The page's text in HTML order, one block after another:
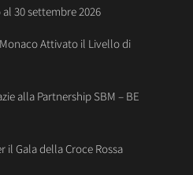
al 30 settembre 2026
Attivato il Livello di
alla Partnership SBM – BE
il Gala della Croce Rossa